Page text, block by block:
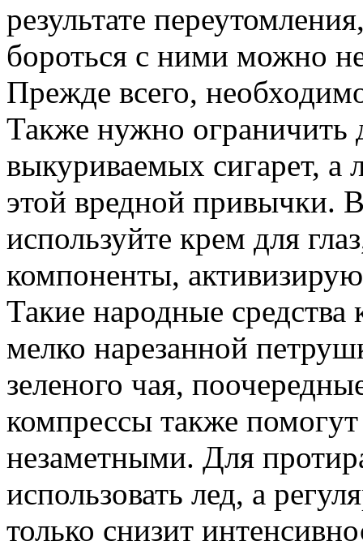
результате
бороться с ними можно
Прежде всего,
Также нужно ограничить
выкуриваемых сигарет, а
этой вредной привычки.
используйте крем для
компоненты,
Такие народные средства
мелко нарезанной
зеленого чая,
компрессы также помогут
незаметными. Для
использовать лед, а
только снизит